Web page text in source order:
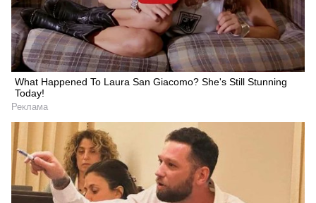
What Happened To Laura San Giacomo? She's Still Stunning
Today!
Реклама